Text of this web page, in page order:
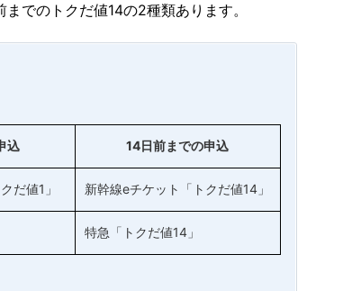
でのトクだ値14の2種類あります。
込 14日前までの申込
だ値1」 新幹線eチケット「トクだ値14」
特急「トクだ値14」